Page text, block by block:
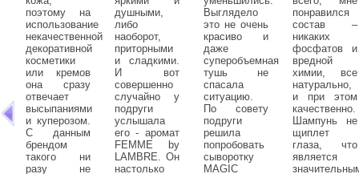
поэтому на
использование
некачественной
декоративной
косметики
или кремов
она сразу
отвечает
высыпаниями
и куперозом.
С данным
брендом
такого ни
разу не
душными,
либо
наоборот,
приторными
и сладкими.
И вот
совершенно
случайно у
подруги
услышала
его - аромат
FEMME by
LAMBRE. Он
настолько
Выглядело
это не очень
красиво и
даже
суперобъемная
тушь не
спасала
ситуацию.
По совету
подруги
решила
попробовать
сыворотку
MAGIC
понравился
состав –
никаких
фосфатов и
вредной
химии, все
натурально,
и при этом
качественно.
Шампунь не
щиплет
глаза, что
является